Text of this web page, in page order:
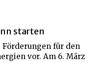
starten
Förderungen für den
vor. Am 6. März